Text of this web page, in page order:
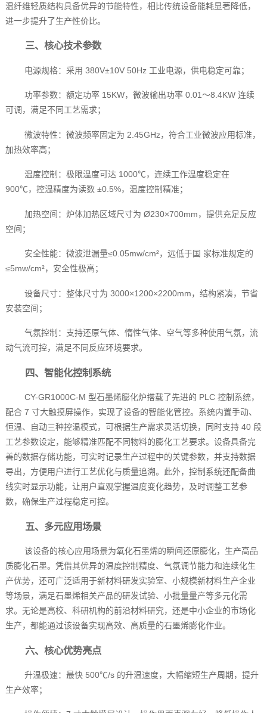
温纤维轻质结构具备优异的节能特性，相比传统设备能耗显著降低，
进一步提升了生产性价比。
三、核心技术参数
电源规格：采用 380V±10V 50Hz 工业电源，供电稳定可靠；
功率参数：额定功率 15KW，微波输出功率 0.01～8.4KW 连续
可调，满足不同工艺需求；
微波特性：微波频率固定为 2.45GHz，符合工业微波应用标准，
加热效率高；
温度控制：极限温度可达 1000℃，连续工作温度稳定在
900℃，控温精度为读数 ±0.5%，温度控制精准；
加热空间：炉体加热区域尺寸为 Ø230×700mm，提供充足反应
空间；
安全性能：微波泄漏量≤0.05mw/cm²，远低于国 家标准规定的
≤5mw/cm²，安全性极高；
设备尺寸：整体尺寸为 3000×1200×2200mm，结构紧凑，节省
安装空间；
气氛控制：支持还原气体、惰性气体、空气等多种使用气氛，流
动气流可控，满足不同反应环境要求。
四、智能化控制系统
CY-GR1000C-M 型石墨烯膨化炉搭载了先进的 PLC 控制系统，
配合 7 寸大触摸屏操作，实现了设备的智能化管控。系统内置手动、
恒温、自动三种控温模式，可根据生产需求灵活切换，同时支持 40 段
工艺参数设定，能够精准匹配不同物料的膨化工艺要求。设备具备完
善的数据存储功能，可实时记录生产过程中的关键参数，并支持数据
导出，方便用户进行工艺优化与质量追溯。此外，控制系统还配备曲
线实时显示功能，让用户直观掌握温度变化趋势，及时调整工艺参
数，确保生产过程稳定可控。
五、多元应用场景
该设备的核心应用场景为氧化石墨烯的瞬间还原膨化，生产高品
质膨化石墨。凭借其优异的温度控制精度、气氛调节能力和连续化生
产优势，还可广泛适用于新材料研发实验室、小规模新材料生产企业
等场景，满足石墨烯相关产品的研发试验、小批量量产等多元化需
求。无论是高校、科研机构的前沿材料研究，还是中小企业的市场化
生产，都能通过该设备实现高效、高质量的石墨烯膨化作业。
六、核心优势亮点
升温极速：最快 500℃/s 的升温速度，大幅缩短生产周期，提升
生产效率；